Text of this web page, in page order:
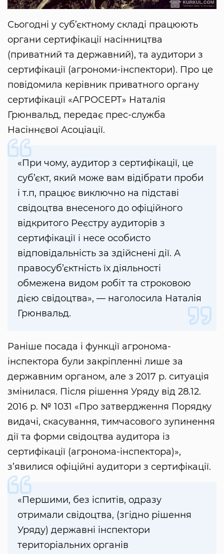
Сьогодні у суб’єктному складі працюють
органи сертифікації насінництва
(приватний та державний), та аудитори з
сертифікації (агрономи-інспектори). Про це
повідомила керівник приватного органу
сертифікації «АГРОСЕРТ» Наталія
Грюнвальд, передає прес-служба
Насіннєвої Асоціації.
«При чому, аудитор з сертифікації, це
суб’єкт, який може вам відібрати проби
і т.п, працює виключно на підставі
свідоцтва внесеного до офіційного
відкритого Реєстру аудиторів з
сертифікації і несе особисто
відповідальність за здійснені дії. А
правосуб’єктність їх діяльності
обмежена видом робіт та строковою
дією свідоцтва», — наголосила Наталія
Грюнвальд.
Раніше посада і функції агронома-
інспектора були закріпленні лише за
державним органом, але з 2017 р. ситуація
змінилася. Після рішення Уряду від 28.12.
2016 р. № 1031 «Про затвердження Порядку
видачі, скасування, тимчасового зупинення
дії та форми свідоцтва аудитора із
сертифікації (агронома-інспектора)»,
з’явилися офіційні аудитори з сертифікації.
«Першими, без іспитів, одразу
отримали свідоцтва, (згідно рішення
Уряду) державні інспектори
територіальних органів